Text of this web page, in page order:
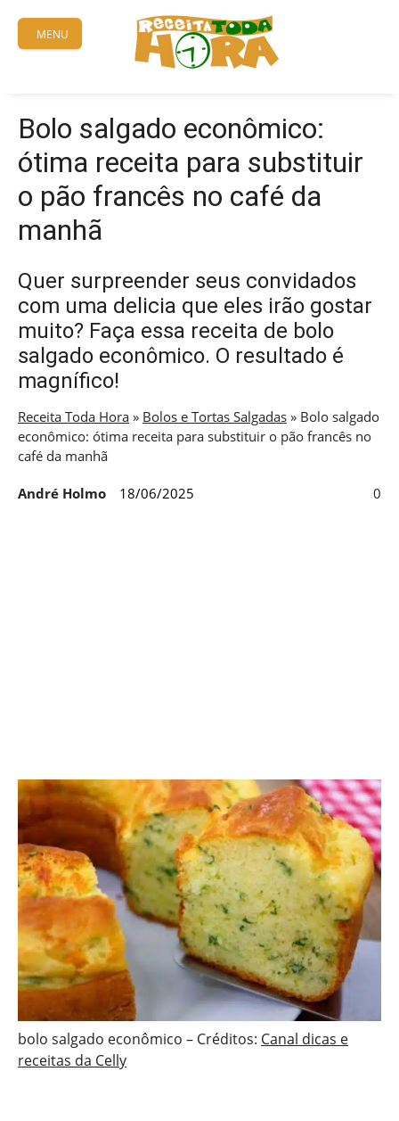
content
MENU
Bolo salgado econômico:
ótima receita para substituir
o pão francês no café da
manhã
Quer surpreender seus convidados
com uma delicia que eles irão gostar
muito? Faça essa receita de bolo
salgado econômico. O resultado é
magnífico!
Receita Toda Hora » Bolos e Tortas Salgadas » Bolo salgado
econômico: ótima receita para substituir o pão francês no
café da manhã
André Holmo 18/06/2025 0
bolo salgado econômico – Créditos: Canal dicas e
receitas da Celly